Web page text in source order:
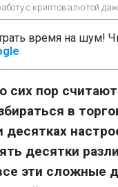
с криптовалютой
время на шум!
сих пор
в
десятках
десятки
эти сложные